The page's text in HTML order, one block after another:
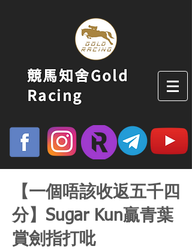
競馬知舍Gold
Racing
【一個唔該收返五千四
分】Sugar Kun贏青葉
賞劍指打吡